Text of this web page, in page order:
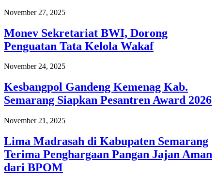
November 27, 2025
Monev Sekretariat BWI, Dorong
Penguatan Tata Kelola Wakaf
November 24, 2025
Kesbangpol Gandeng Kemenag Kab.
Semarang Siapkan Pesantren Award 2026
November 21, 2025
Lima Madrasah di Kabupaten Semarang
Terima Penghargaan Pangan Jajan Aman
dari BPOM